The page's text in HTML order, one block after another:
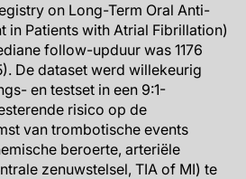
on Long-Term Oral Anti-
in Patients with Atrial Fibrillation)
follow-upduur was 1176
De dataset werd willekeurig
en testset in een 9:1-
risico op de
van trombotische events
beroerte, arteriële
zenuwstelsel, TIA of MI) te